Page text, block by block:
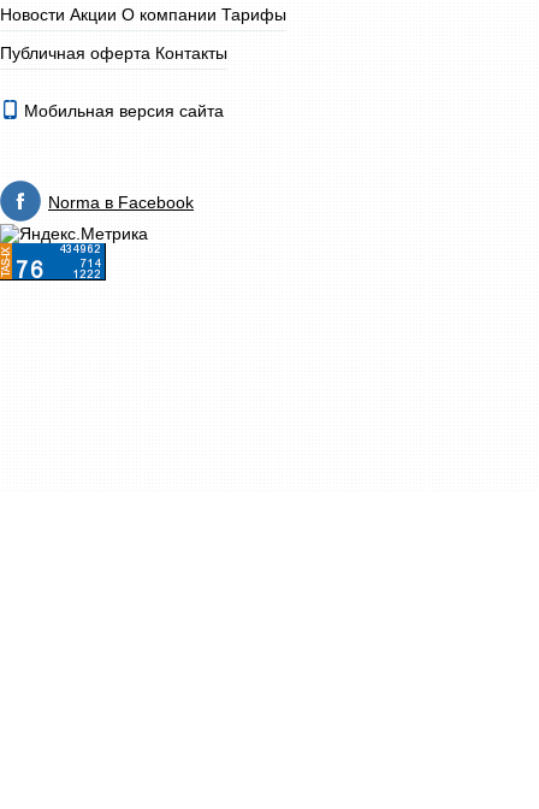
Новости Акции О компании Тарифы
Публичная оферта Контакты
Мобильная версия сайта
Norma в Facebook